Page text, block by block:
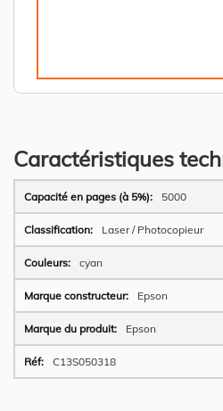
Caractéristiques
Plus
d’information
5000
Laser / Photocopieur
cyan
Epson
Epson
C13S050318